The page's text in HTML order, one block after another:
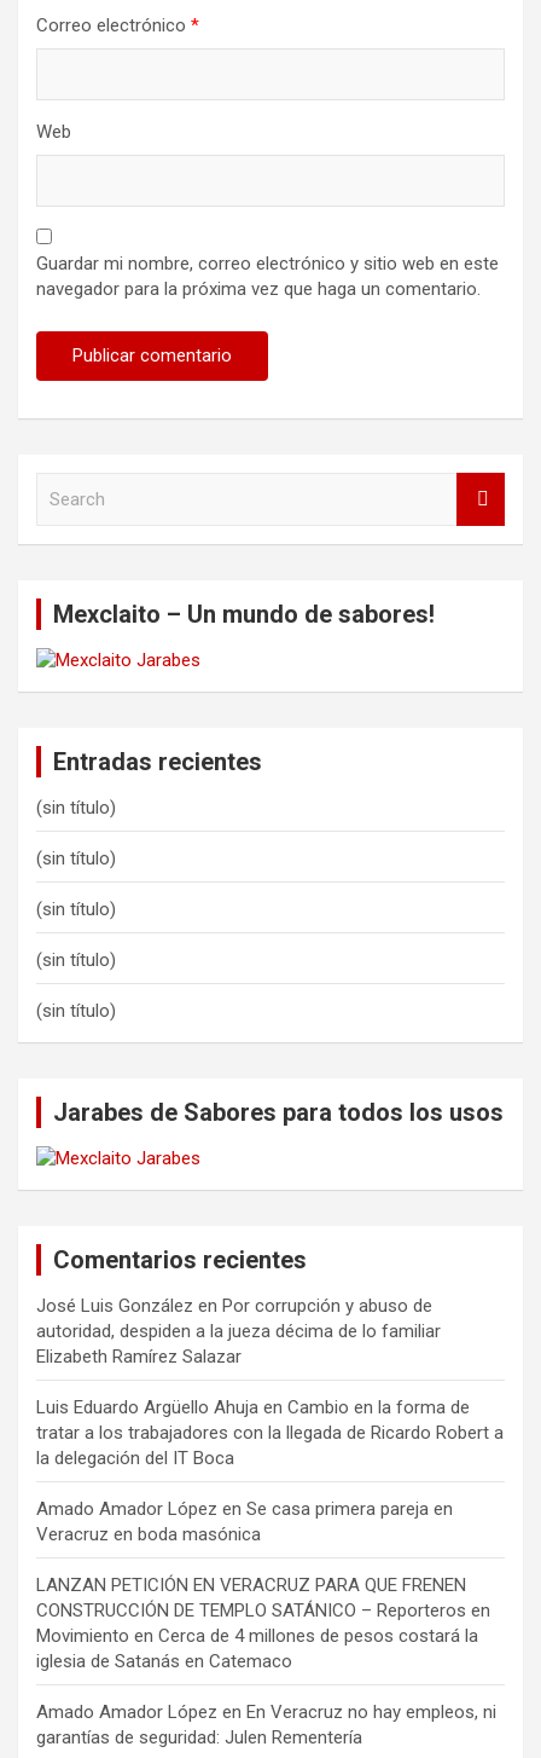
Correo electrónico *
Web
Guardar mi nombre, correo electrónico y sitio web en este
navegador para la próxima vez que haga un comentario.
Mexclaito – Un mundo de sabores!
Entradas recientes
(sin título)
(sin título)
(sin título)
(sin título)
(sin título)
Jarabes de Sabores para todos los usos
Comentarios recientes
José Luis González en Por corrupción y abuso de
autoridad, despiden a la jueza décima de lo familiar
Elizabeth Ramírez Salazar
Luis Eduardo Argüello Ahuja en Cambio en la forma de
tratar a los trabajadores con la llegada de Ricardo Robert a
la delegación del IT Boca
Amado Amador López en Se casa primera pareja en
Veracruz en boda masónica
LANZAN PETICIÓN EN VERACRUZ PARA QUE FRENEN
CONSTRUCCIÓN DE TEMPLO SATÁNICO – Reporteros en
Movimiento en Cerca de 4 millones de pesos costará la
iglesia de Satanás en Catemaco
Amado Amador López en En Veracruz no hay empleos, ni
garantías de seguridad: Julen Rementería